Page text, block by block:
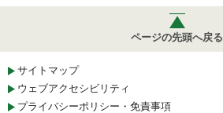
ページの先頭へ戻る
サイトマップ
ウェブアクセシビリティ
プライバシーポリシー・免責事項